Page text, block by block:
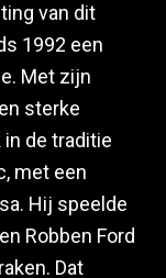
van dit
1992 een
Met zijn
sterke
de traditie
met een
Hij speelde
Robben Ford
Dat